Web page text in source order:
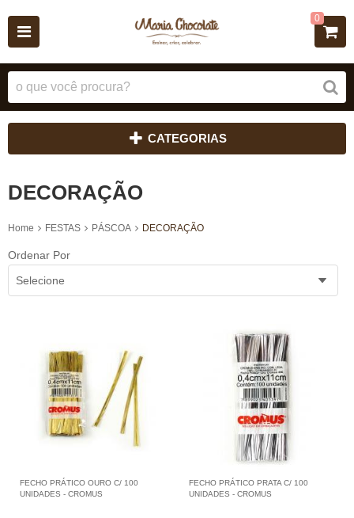
0
CATEGORIAS
DECORAÇÃO
Home FESTAS PÁSCOA DECORAÇÃO
Ordenar Por
Selecione
FECHO PRÁTICO OURO C/ 100
UNIDADES - CROMUS
FECHO PRÁTICO PRATA C/ 100
UNIDADES - CROMUS